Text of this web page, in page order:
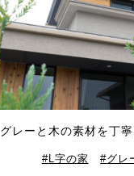
グレーと木の素材を丁
L字の家 グレ